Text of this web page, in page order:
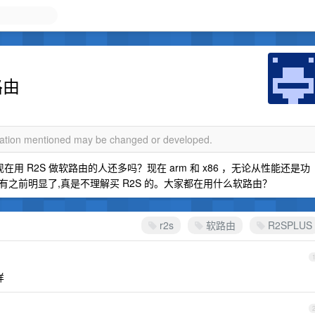
mentioned may be changed or developed.
用 R2S 做软路由的人还多吗？现在 arm 和 x86 ，无论从性能还是功
前明显了,真是不理解买 R2S 的。大家都在用什么软路由？
r2s 软路由 R2SPLUS
1
2